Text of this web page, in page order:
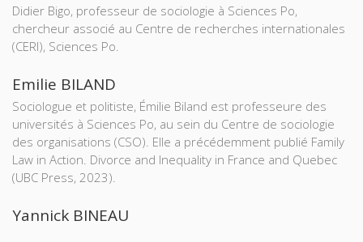
Didier Bigo, professeur de sociologie à Sciences Po,
chercheur associé au Centre de recherches internationales
(CERI), Sciences Po.
Emilie BILAND
Sociologue et politiste, Émilie Biland est professeure des
universités à Sciences Po, au sein du Centre de sociologie
des organisations (CSO). Elle a précédemment publié Family
Law in Action. Divorce and Inequality in France and Quebec
(UBC Press, 2023).
Yannick BINEAU